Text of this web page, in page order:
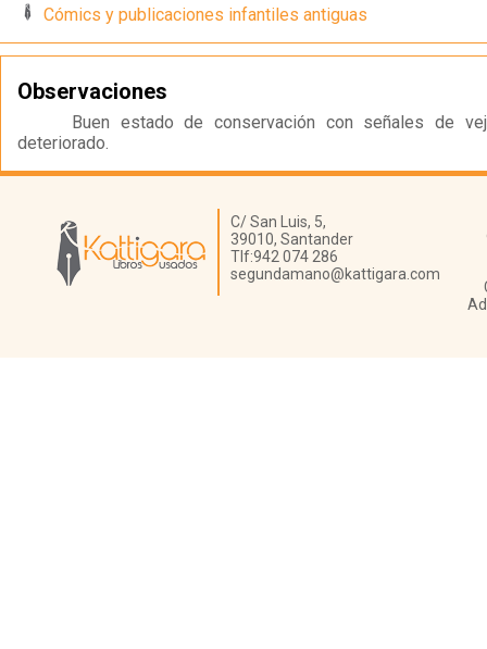
Cómics y publicaciones infantiles antiguas
Observaciones
Buen estado de conservación con señales de
deteriorado.
Librería Kattigara
C/ San Luis, 5,
39010, Santander
Tlf:942 074 286
segundamano@kattigara.com